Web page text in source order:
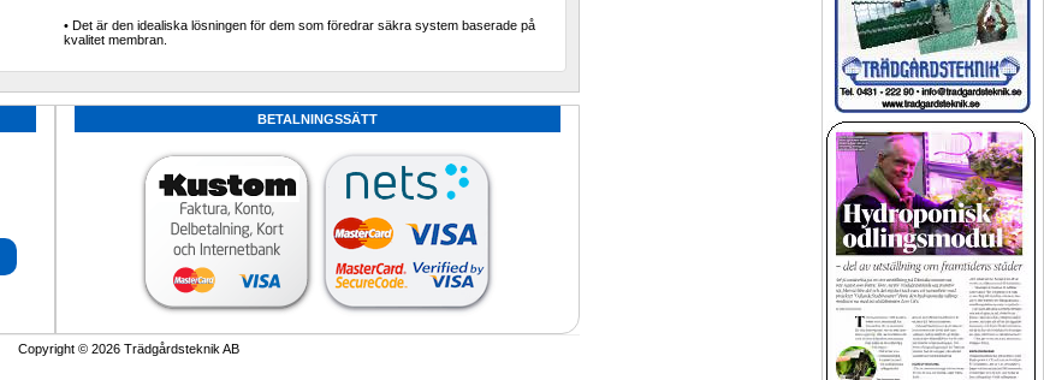
• Det är den idealiska lösningen för dem som föredrar säkra system baserade på
kvalitet membran.
BETALNINGSSÄTT
Copyright © 2026 Trädgårdsteknik AB